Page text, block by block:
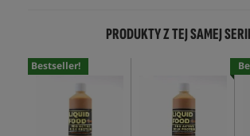
PRODUKTY Z TEJ SAMEJ SERII
Bestseller!